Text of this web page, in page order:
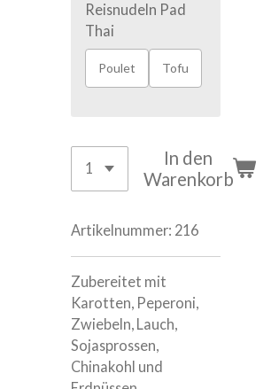
Reisnudeln Pad
Thai
Poulet Tofu
In den
Warenkorb
Artikelnummer: 216
Zubereitet mit
Karotten, Peperoni,
Zwiebeln, Lauch,
Sojasprossen,
Chinakohl und